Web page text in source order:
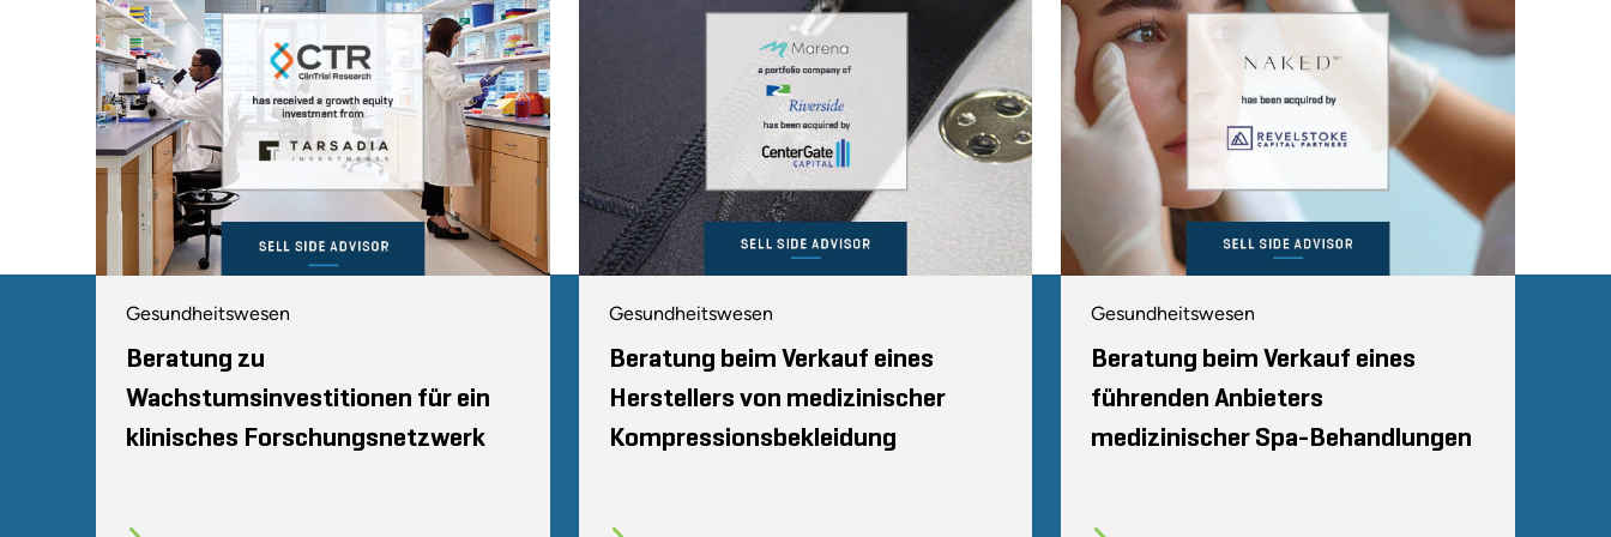
Gesundheitswesen
Beratung zu
Wachstumsinvestitionen für ein
klinisches Forschungsnetzwerk
Gesundheitswesen
Beratung beim Verkauf eines
Herstellers von medizinischer
Kompressionsbekleidung
Gesundheitswesen
Beratung beim Verkauf eines
führenden Anbieters
medizinischer Spa-Behandlungen